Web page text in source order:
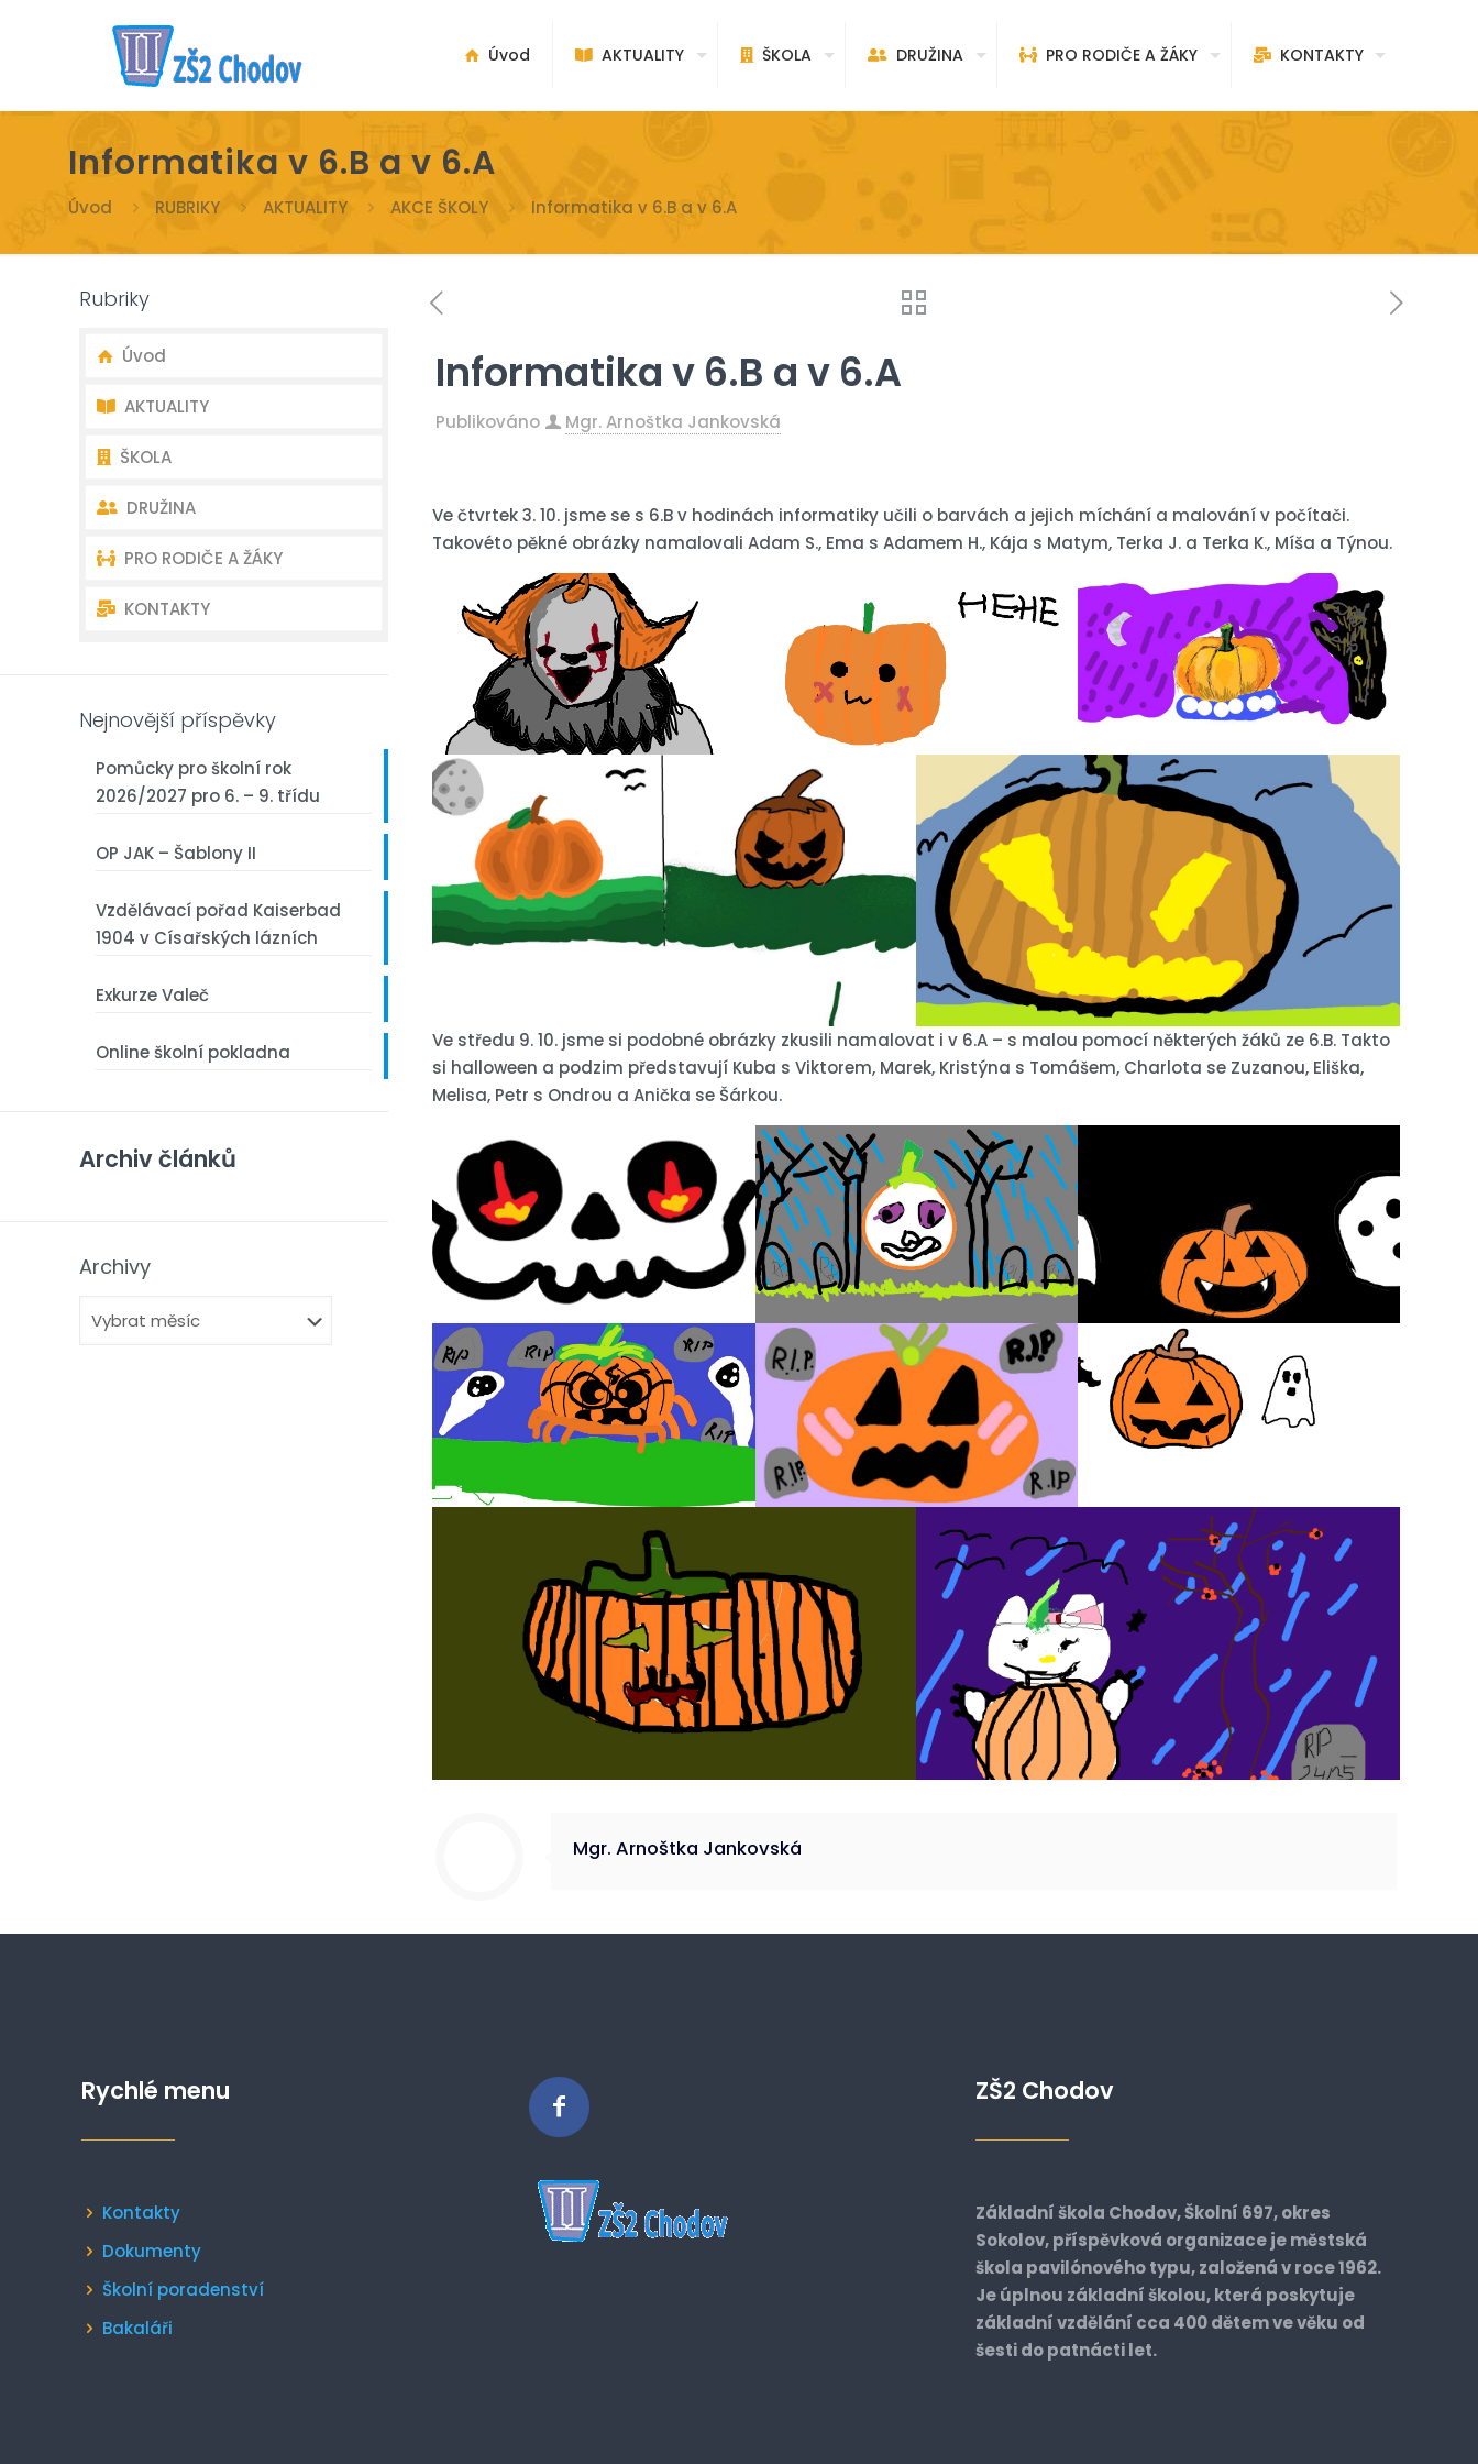
Úvod AKTUALITY ŠKOLA DRUŽINA PRO RODIČE A ŽÁKY KONTAKTY
Informatika v 6.B a v 6.A
Úvod RUBRIKY AKTUALITY AKCE ŠKOLY Informatika v 6.B a v 6.A
Informatika v 6.B a v 6.A
Publikováno Mgr. Arnoštka Jankovská
Ve čtvrtek 3. 10. jsme se s 6.B v hodinách informatiky učili o barvách a jejich míchání a malování v počítači.
Takovéto pěkné obrázky namalovali Adam S., Ema s Adamem H., Kája s Matym, Terka J. a Terka K., Míša a Týnou.
Ve středu 9. 10. jsme si podobné obrázky zkusili namalovat i v 6.A – s malou pomocí některých žáků ze 6.B. Takto
si halloween a podzim představují Kuba s Viktorem, Marek, Kristýna s Tomášem, Charlota se Zuzanou, Eliška,
Melisa, Petr s Ondrou a Anička se Šárkou.
Mgr. Arnoštka Jankovská
Rubriky
Úvod
AKTUALITY
Nejnovější aktuality
Akce školy
Akce školní družiny
ŠKOLA
Úvodní charakteristika školy
Dokumenty
Školní poradenství
Žákovský parlament
Akce školy
Fotogalerie
Projekty
Z historie naší školy
DRUŽINA
Oddělení školní družiny –
PRO RODIČE A ŽÁKY
Organizace školního roku
První třída
KONTAKTY
Kontakty učitelé
Nejnovější příspěvky
Pomůcky pro školní rok
2026/2027 pro 6. – 9. třídu
OP JAK – Šablony II
Vzdělávací pořad Kaiserbad
1904 v Císařských lázních
Exkurze Valeč
Online školní pokladna
Archiv článků
Archivy
Rychlé menu
Kontakty
Dokumenty
Školní poradenství
Bakaláři
ZŠ2 Chodov
Základní škola Chodov, Školní 697, okres
Sokolov, příspěvková organizace je městská
škola pavilónového typu, založená v roce 1962.
Je úplnou základní školou, která poskytuje
základní vzdělání cca 400 dětem ve věku od
šesti do patnácti let.